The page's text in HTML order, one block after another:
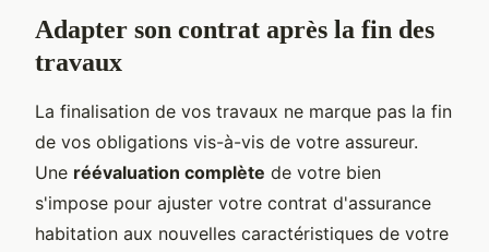
Adapter son contrat après la fin des
travaux
La finalisation de vos travaux ne marque pas la fin
de vos obligations vis-à-vis de votre assureur.
Une réévaluation complète de votre bien
s'impose pour ajuster votre contrat d'assurance
habitation aux nouvelles caractéristiques de votre